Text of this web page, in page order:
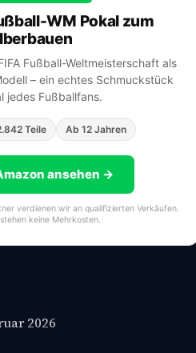
WM Pokal zum
Fußball-Weltmeisterschaft als
– ein echtes Schmuckstück
jedes Fußballfans.
Teile Ab 12 Jahren
ansehen →
verdienen wir an qualifizierten Verkäufen.
keine Mehrkosten.
2026